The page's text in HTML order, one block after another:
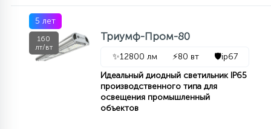
5 лет
160
лт/вт
Триумф-Пром-80
✨12800 лм ⚡80 вт 🛡️ip67
Идеальный диодный светильник IP65
производственного типа для
освещения промышленный
объектов